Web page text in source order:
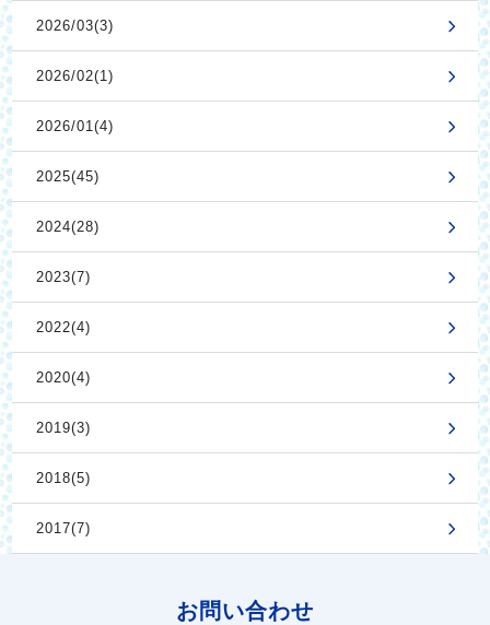
2026/03(3)
2026/02(1)
2026/01(4)
2025(45)
2024(28)
2023(7)
2022(4)
2020(4)
2019(3)
2018(5)
2017(7)
お問い合わせ